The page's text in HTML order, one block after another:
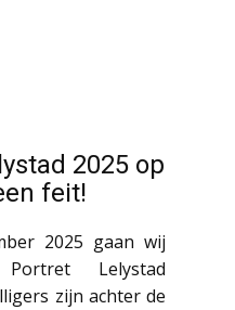
2025 op
feit!
2025 gaan wij
Lelystad
zijn achter de